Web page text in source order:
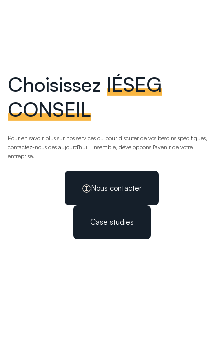
Choisissez IÉSEG
CONSEIL
Pour en savoir plus sur nos services ou pour discuter de vos besoins spécifiques,
contactez-nous dès aujourd'hui. Ensemble, développons l'avenir de votre
entreprise.
Nous contacter
Case studies